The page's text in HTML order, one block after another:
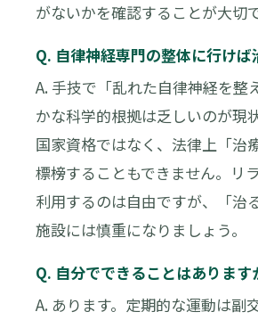
がないかを確認することが大切で
Q. 自律神経専門の整体に行けば
A. 手技で「乱れた自律神経を整
かな科学的根拠は乏しいのが現
国家資格ではなく、法律上「治
標榜することもできません。リ
利用するのは自由ですが、「治
施設には慎重になりましょう。
Q. 自分でできることはあります
A. あります。定期的な運動は副